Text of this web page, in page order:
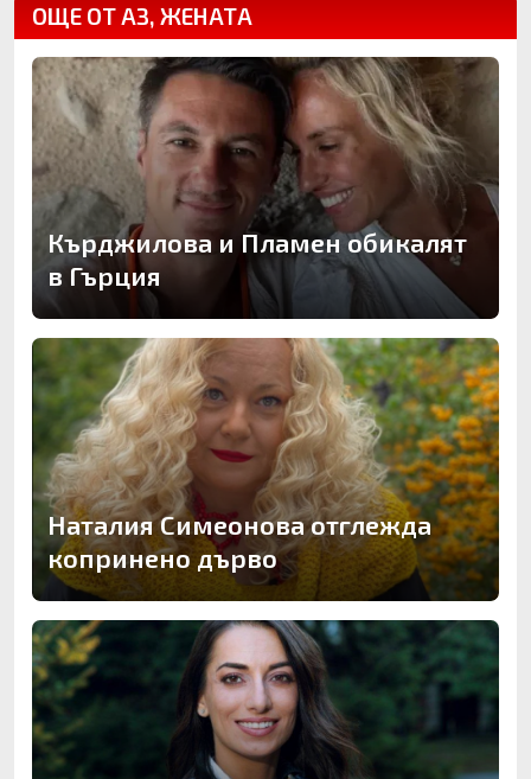
ОЩЕ ОТ АЗ, ЖЕНАТА
Кърджилова и Пламен обикалят
в Гърция
Наталия Симеонова отглежда
копринено дърво